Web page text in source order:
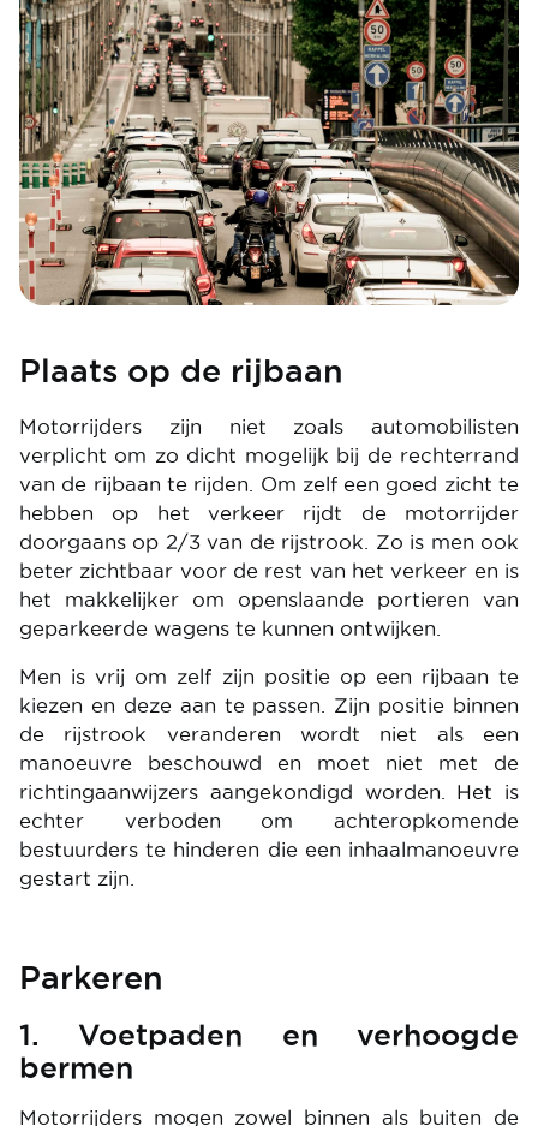
Plaats op de rijbaan
Motorrijders zijn niet zoals automobilisten
verplicht om zo dicht mogelijk bij de rechterrand
van de rijbaan te rijden. Om zelf een goed zicht te
hebben op het verkeer rijdt de motorrijder
doorgaans op 2/3 van de rijstrook. Zo is men ook
beter zichtbaar voor de rest van het verkeer en is
het makkelijker om openslaande portieren van
geparkeerde wagens te kunnen ontwijken.
Men is vrij om zelf zijn positie op een rijbaan te
kiezen en deze aan te passen. Zijn positie binnen
de rijstrook veranderen wordt niet als een
manoeuvre beschouwd en moet niet met de
richtingaanwijzers aangekondigd worden. Het is
echter verboden om achteropkomende
bestuurders te hinderen die een inhaalmanoeuvre
gestart zijn.
Parkeren
1. Voetpaden en verhoogde
bermen
Motorrijders mogen zowel binnen als buiten de